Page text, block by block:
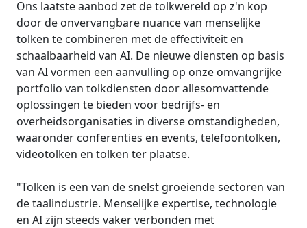
Productie / Maakindustrie
Financiën
Juridisch
Publieke Instellingen
Alle sectoren
Ontmoet Lia
Snelle, slimme en schaalbare AI-vertaling
Ons laatste aanbod zet de tolkwereld op z'n kop
door de onvervangbare nuance van menselijke
tolken te combineren met de effectiviteit en
schaalbaarheid van AI. De nieuwe diensten op basis
van AI vormen een aanvulling op onze omvangrijke
portfolio van tolkdiensten door allesomvattende
oplossingen te bieden voor bedrijfs- en
overheidsorganisaties in diverse omstandigheden,
waaronder conferenties en events, telefoontolken,
videotolken en tolken ter plaatse.
"Tolken is een van de snelst groeiende sectoren van
de taalindustrie. Menselijke expertise, technologie
en AI zijn steeds vaker verbonden met